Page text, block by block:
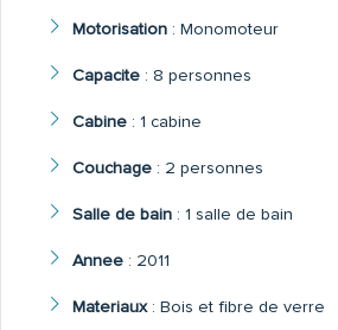
Motorisation: Monomoteur
Capacite: 8 personnes
Cabine: 1 cabine
Couchage: 2 personnes
Salle de bain: 1 salle de bain
Annee: 2011
Materiaux: Bois et fibre de verre